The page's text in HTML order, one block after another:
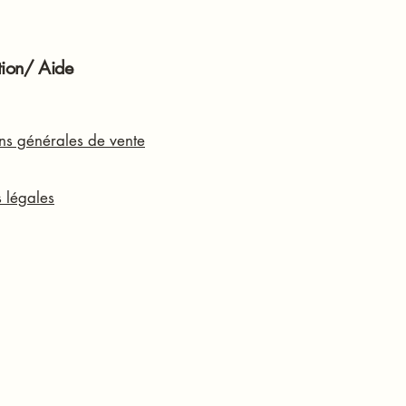
Aide
générales de vente
légales